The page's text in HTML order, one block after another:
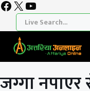
Skip
content
Facebook
X YouTube
जग्गा नपाएर